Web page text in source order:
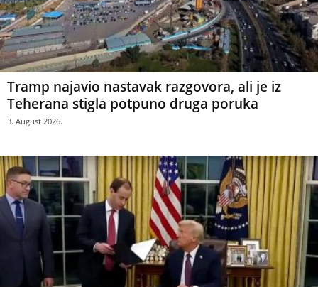
Tramp najavio nastavak razgovora, ali je iz
Teherana stigla potpuno druga poruka
3. August 2026.